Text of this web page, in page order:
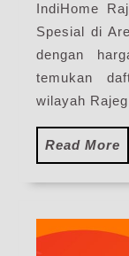
IndiHome
Spesial di
dengan
temukan
wilayah Rajeg
Read More